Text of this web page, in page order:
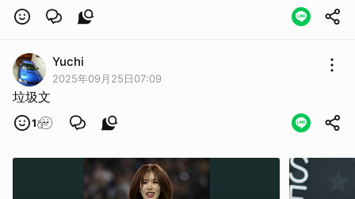
Yuchi
2025年09月25日07:09
垃圾文
1